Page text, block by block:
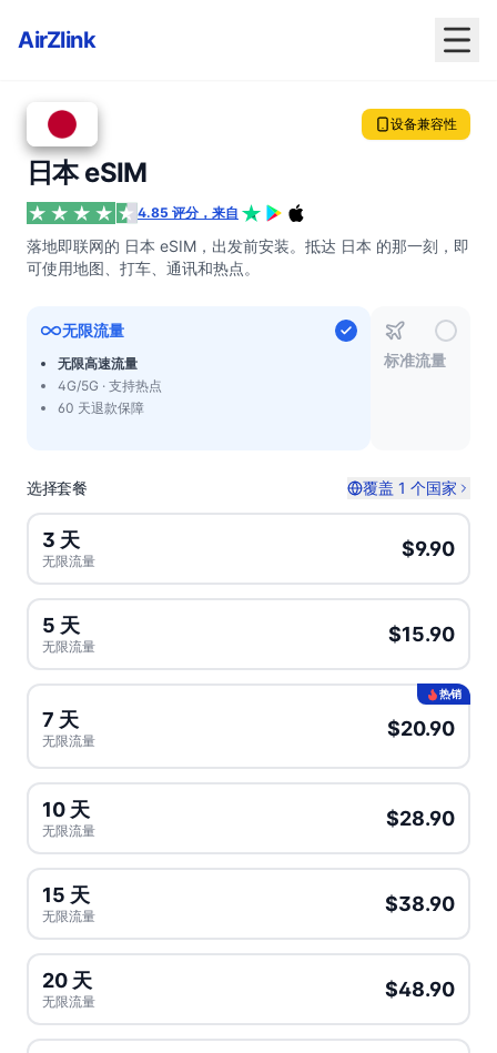
AirZlink
设备兼容性
日本 eSIM
4.85 评分，来自
落地即联网的 日本 eSIM，出发前安装。抵达 日本 的那一刻，即
可使用地图、打车、通讯和热点。
无限流量
无限高速流量
4G/5G · 支持热点
60 天退款保障
标准流量
选择套餐 覆盖 1 个国家
3 天
无限流量
$9.90
5 天
无限流量
$15.90
热销
7 天
无限流量
$20.90
10 天
无限流量
$28.90
15 天
无限流量
$38.90
20 天
无限流量
$48.90